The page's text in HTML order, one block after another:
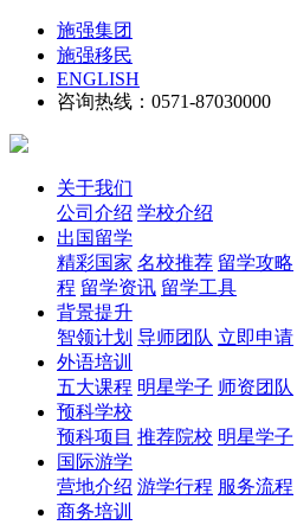
施强集团
施强移民
ENGLISH
咨询热线：0571-87030000
关于我们
公司介绍 学校介绍
出国留学
精彩国家 名校推荐 留学攻略
程 留学资讯 留学工具
背景提升
智领计划 导师团队 立即申请
外语培训
五大课程 明星学子 师资团队
预科学校
预科项目 推荐院校 明星学子
国际游学
营地介绍 游学行程 服务流程
商务培训